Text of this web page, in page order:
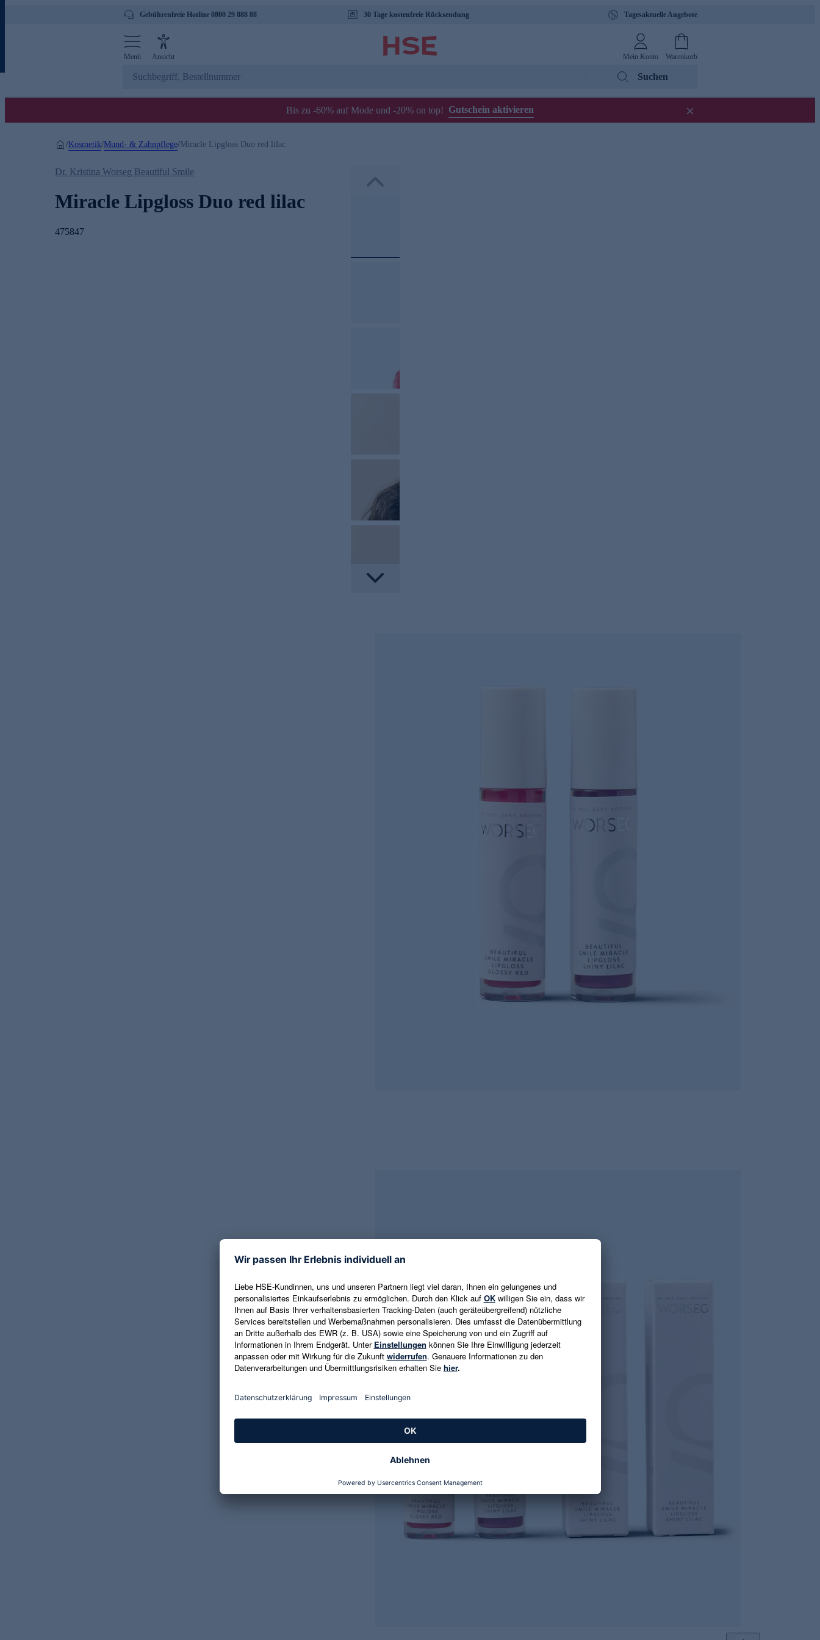
Gebührenfreie Hotline 0800 29 888 88 30 Tage kostenfreie Rücksendung Tagesaktuelle Angebote
Menü Ansicht Mein Konto Warenkorb
Suchen
Bis zu -60% auf Mode und -20% on top! Gutschein aktivieren
/Kosmetik/Mund- & Zahnpflege/Miracle Lipgloss Duo red lilac
Dr. Kristina Worseg Beautiful Smile
Miracle Lipgloss Duo red lilac
475847